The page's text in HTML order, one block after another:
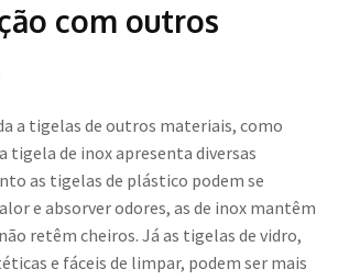
com outros
a tigelas de outros materiais, como
tigela de inox apresenta diversas
as tigelas de plástico podem se
e absorver odores, as de inox mantêm
retêm cheiros. Já as tigelas de vidro,
e fáceis de limpar, podem ser mais